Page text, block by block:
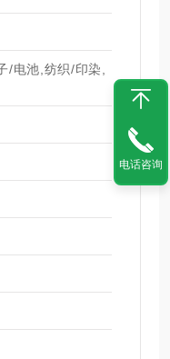
/电池,纺织/印染,
电话咨询